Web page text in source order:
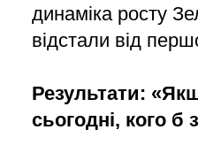
динаміка росту
відстали від
Результати:
сьогодні, кого б